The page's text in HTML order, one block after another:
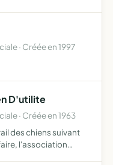
· Créée en 1997
D'utilite
· Créée en 1963
des chiens suivant
l'association